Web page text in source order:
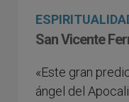
San Vicente
«Este gran
ángel del